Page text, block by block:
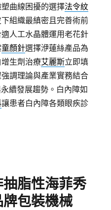
曲線困擾的選擇法令紋
組織最縝密且完善術前
人工水晶體運用老花針
童顏針選擇洢蓮絲產品為
生劑治療艾麗斯立即填
調理論與產業實務結合
續發展趨勢。白內障如
讓患者白內障各類眼疾診
脂性海菲秀
包裝機械